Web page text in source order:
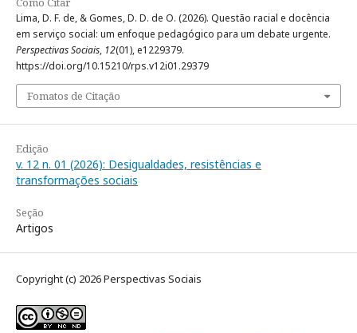
Lima, D. F. de, & Gomes, D. D. de O. (2026). Questão racial e docência
em serviço social: um enfoque pedagógico para um debate urgente.
Perspectivas Sociais, 12(01), e1229379.
https://doi.org/10.15210/rps.v12i01.29379
Fomatos de Citação
Edição
v. 12 n. 01 (2026): Desigualdades, resistências e
transformações sociais
Seção
Artigos
Copyright (c) 2026 Perspectivas Sociais